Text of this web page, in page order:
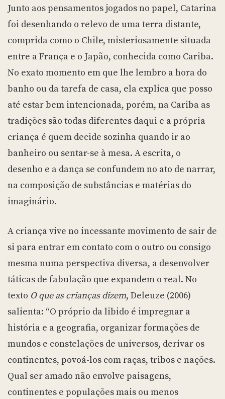
Junto aos pensamentos jogados no papel, Catarina
foi desenhando o relevo de uma terra distante,
comprida como o Chile, misteriosamente situada
entre a França e o Japão, conhecida como Cariba.
No exato momento em que lhe lembro a hora do
banho ou da tarefa de casa, ela explica que posso
até estar bem intencionada, porém, na Cariba as
tradições são todas diferentes daqui e a própria
criança é quem decide sozinha quando ir ao
banheiro ou sentar-se à mesa. A escrita, o
desenho e a dança se confundem no ato de narrar,
na composição de substâncias e matérias do
imaginário.
A criança vive no incessante movimento de sair de
si para entrar em contato com o outro ou consigo
mesma numa perspectiva diversa, a desenvolver
táticas de fabulação que expandem o real. No
texto O que as crianças dizem, Deleuze (2006)
salienta: “O próprio da libido é impregnar a
história e a geografia, organizar formações de
mundos e constelações de universos, derivar os
continentes, povoá-los com raças, tribos e nações.
Qual ser amado não envolve paisagens,
continentes e populações mais ou menos